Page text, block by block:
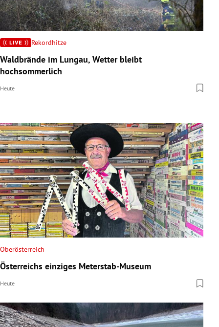
Rekordhitze
Waldbrände im Lungau, Wetter bleibt
hochsommerlich
Heute
Oberösterreich
Österreichs einziges Meterstab-Museum
Heute